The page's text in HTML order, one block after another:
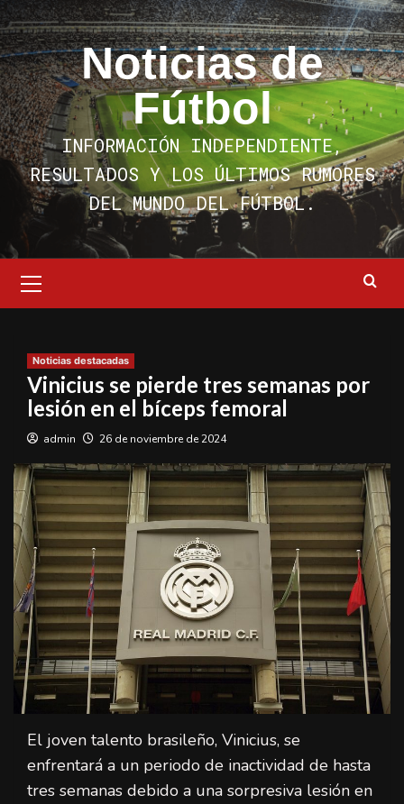
Saltar
al
contenido
Noticias de
Fútbol
INFORMACIÓN INDEPENDIENTE,
RESULTADOS Y LOS ÚLTIMOS RUMORES
DEL MUNDO DEL FÚTBOL.
primario
Noticias destacadas
Vinicius se pierde tres semanas por
lesión en el bíceps femoral
admin 26 de noviembre de 2024
El joven talento brasileño, Vinicius, se
enfrentará a un periodo de inactividad de hasta
tres semanas debido a una sorpresiva lesión en